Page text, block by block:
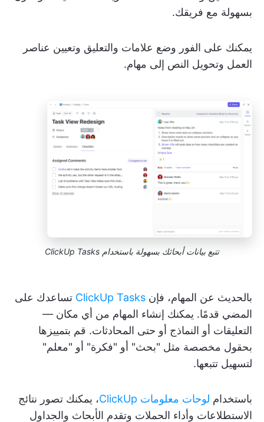
بسهولة مع فريقك.
يمكنك على الفور وضع علامات والتعليق وتعيين عناصر
العمل وتحويل النص إلى مهام.
تتبع بيانات أبحاثك بسهولة باستخدام ClickUp Tasks
بالحديث عن المهام، فإن ClickUp Tasks تساعدك على
المضي قدمًا. يمكنك إنشاء المهام من أي مكان —
التعليقات أو النماذج أو حتى المحادثات. قم بتمييزها
بحقول مخصصة مثل "بحث" أو "فكرة" أو "معلم"
لتسهيل تتبعها.
باستخدام لوحات معلومات ClickUp
، يمكنك تصور نتائج
الاستطلاعات وأداء الحملات وتقدم الأبحاث والجداول